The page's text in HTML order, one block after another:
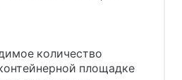
количество
площадке